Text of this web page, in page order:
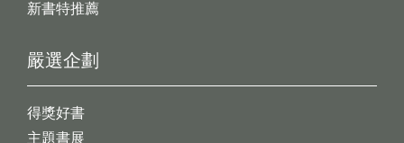
新書特推薦
嚴選企劃
得獎好書
主題書展